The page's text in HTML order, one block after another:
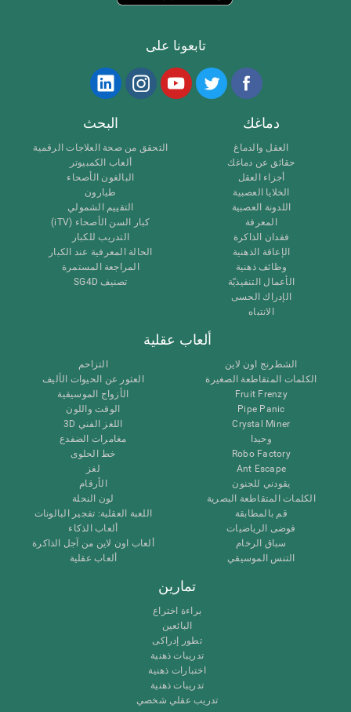
تابعونا على
دماغك
العقل والدماغ
حقائق عن دماغك
أجزاء العقل
الخلايا العصبية
اللدونة العصبية
المعرفة
فقدان الذاكرة
الإعاقة الذهنية
وظائف ذهنية
الأعمال التنفيذيّة
الإدراك الحسى
الانتباه
البحث
التحقق من صحة العلاجات الرقمية
ألعاب الكمبيوتر
البالغون الأصحاء
طيارون
التقييم الشمولي
كبار السن الأصحاء (iTV)
التدريب للكبار
الحالة المعرفية عند الكبار
المراجعة المستمرة
تصنيف SG4D
ألعاب عقلية
الشطرنج اون لاين
الكلمات المتقاطعة الصغيرة
Fruit Frenzy
Pipe Panic
Crystal Miner
وحيدا
Robo Factory
Ant Escape
يقودني للجنون
الكلمات المتقاطعة البصرية
قم بالمطابقة
فوضى الرياضيات
سباق الرخام
التنس الموسيقي
التزاحم
العثور عن الحيوات الأليف
الأزواج الموسيقية
الوقت واللون
اللغز الفني 3D
مغامرات الضفدع
خط الحلوى
لغز
الأرقام
لون النحلة
اللعبة العقلية: تفجير البالونات
ألعاب الذكاء
ألعاب اون لاين من آجل الذاكرة
ألعاب عقلية
تمارين
براءة اختراع
البائعين
تطور إدراكى
تدريبات ذهنية
اختبارات ذهنية
تدريبات ذهنية
تدريب عقلي شخصي